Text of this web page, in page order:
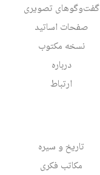
گفت‌وگوهای تصویری
صفحات اساتید
نسخه مکتوب
درباره
ارتباط
تاریخ و سیره
مکاتب فکری